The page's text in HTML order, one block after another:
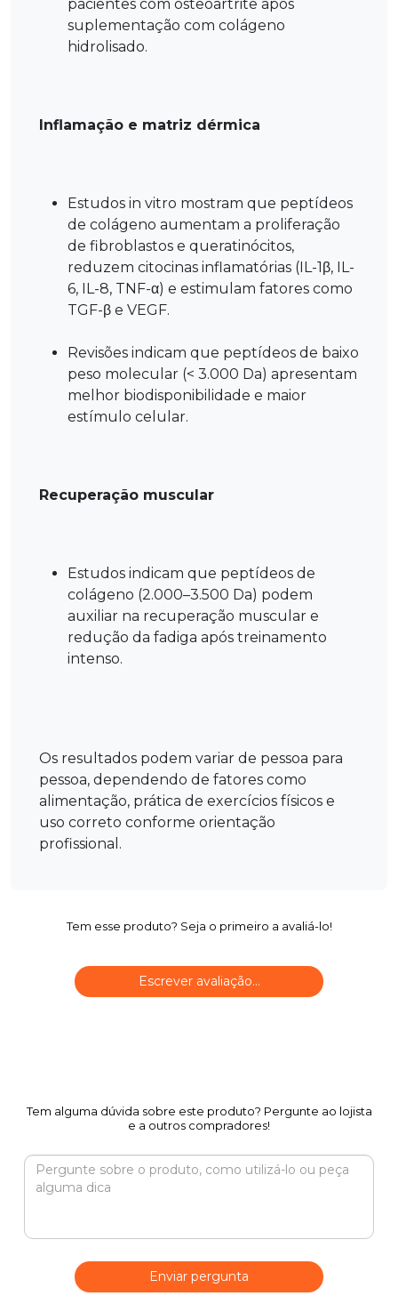
pacientes com osteoartrite após
suplementação com colágeno
hidrolisado.
Inflamação e matriz dérmica
Estudos in vitro mostram que peptídeos
de colágeno aumentam a proliferação
de fibroblastos e queratinócitos,
reduzem citocinas inflamatórias (IL-1β, IL-
6, IL-8, TNF-α) e estimulam fatores como
TGF-β e VEGF.
Revisões indicam que peptídeos de baixo
peso molecular (< 3.000 Da) apresentam
melhor biodisponibilidade e maior
estímulo celular.
Recuperação muscular
Estudos indicam que peptídeos de
colágeno (2.000–3.500 Da) podem
auxiliar na recuperação muscular e
redução da fadiga após treinamento
intenso.
Os resultados podem variar de pessoa para
pessoa, dependendo de fatores como
alimentação, prática de exercícios físicos e
uso correto conforme orientação
profissional.
Tem esse produto? Seja o primeiro a avaliá-lo!
Escrever avaliação...
Tem alguma dúvida sobre este produto? Pergunte ao lojista
e a outros compradores!
Enviar pergunta